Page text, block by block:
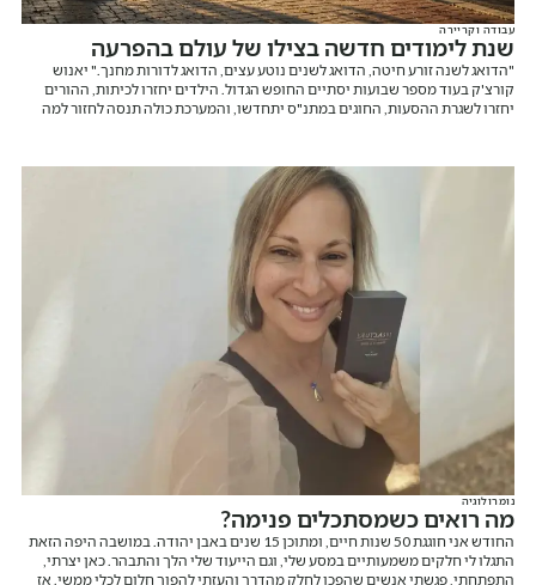
עבודה וקריירה
שנת לימודים חדשה בצילו של עולם בהפרעה
"הדואג לשנה זורע חיטה, הדואג לשנים נוטע עצים, הדואג לדורות מחנך." יאנוש
קורצ'ק בעוד מספר שבועות יסתיים החופש הגדול. הילדים יחזרו לכיתות, ההורים
יחזרו לשגרת ההסעות, החוגים במתנ"ס יתחדשו, והמערכת כולה תנסה לחזור למה
נומרולוגיה
מה רואים כשמסתכלים פנימה?
החודש אני חוגגת 50 שנות חיים, ומתוכן 15 שנים באבן יהודה. במושבה היפה הזאת
התגלו לי חלקים משמעותיים במסע שלי, וגם הייעוד שלי הלך והתבהר. כאן יצרתי,
התפתחתי, פגשתי אנשים שהפכו לחלק מהדרך והעזתי להפוך חלום לכלי ממשי. אז